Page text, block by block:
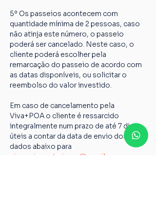
5º Os passeios acontecem com
quantidade mínima de 2 pessoas, caso
não atinja este número, o passeio
poderá ser cancelado. Neste caso, o
cliente poderá escolher pela
remarcação do passeio de acordo com
as datas disponíveis, ou solicitar o
reembolso do valor investido.
Em caso de cancelamento pela
Viva+POA o cliente é ressarcido
integralmente num prazo de até 7 dias
úteis a contar da data de envio dos
dados abaixo para
vivamaispoaturismo@gmail.com